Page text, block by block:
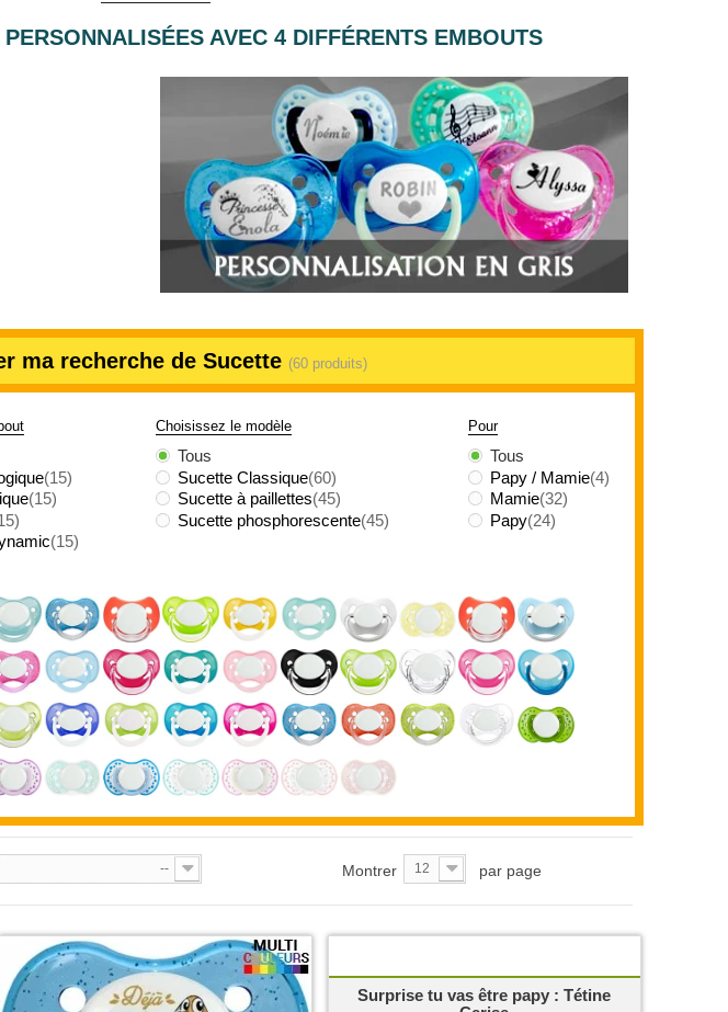
AVEC 4 DIFFÉRENTS EMBOUTS
ma recherche de Sucette (60 produits)
(15)
(15)
(15)
Choisissez le modèle
Tous
Sucette Classique(60)
Sucette à paillettes(45)
Sucette phosphorescente(45)
Pour
Tous
Papy / Mamie(4)
Mamie(32)
Papy(24)
-- Montrer 12 par page
Surprise tu vas être papy : Tétine